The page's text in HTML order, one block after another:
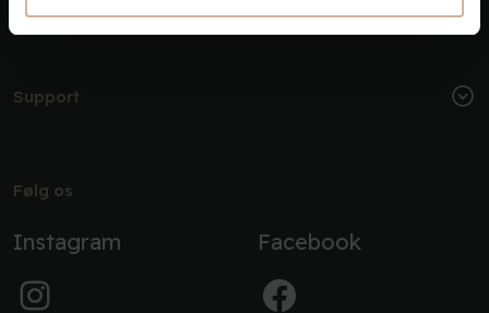
Support
Følg os
Instagram Facebook